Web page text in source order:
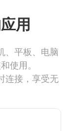
用
、平板、电脑
使用。
连接，享受无